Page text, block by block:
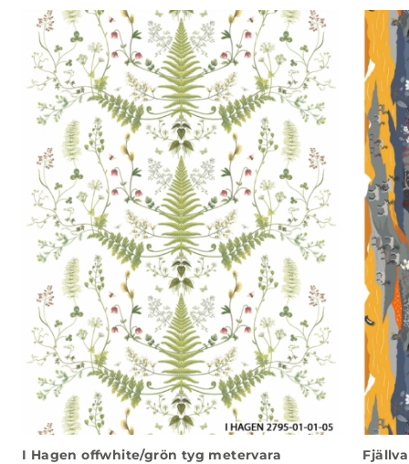
I Hagen offwhite/grön tyg metervara